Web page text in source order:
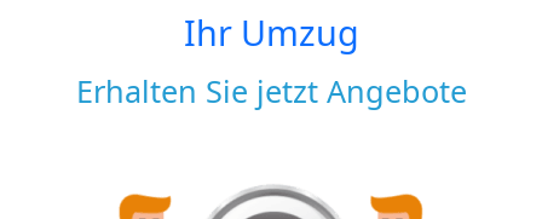
Ihr Umzug
Erhalten Sie jetzt Angebote